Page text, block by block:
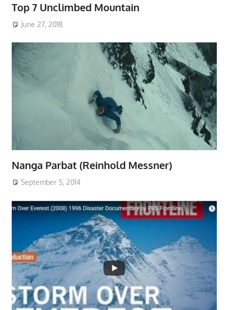
Top 7 Unclimbed Mountain
June 27, 2018
Nanga Parbat (Reinhold Messner)
September 5, 2014